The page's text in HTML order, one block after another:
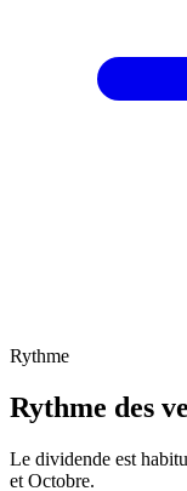
Rythme
Rythme des
Le dividende est
et Octobre.